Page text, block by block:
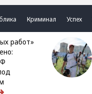
Криминал Успех